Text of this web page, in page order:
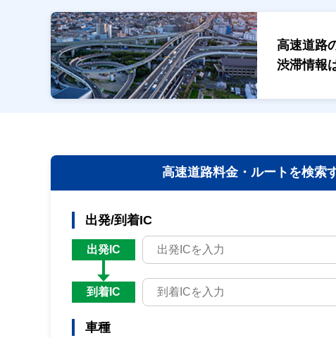
高速道路
渋滞情報
高速道路料金・ ルートを検索
出発/到着IC
出発IC
到着IC
車種